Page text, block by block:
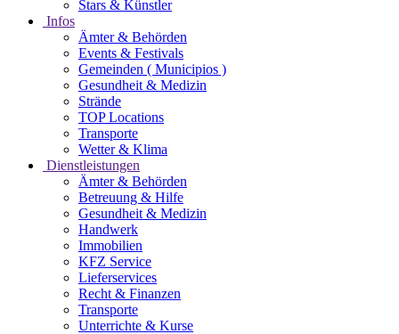
Stars & Künstler
Infos
Ämter & Behörden
Events & Festivals
Gemeinden ( Municipios )
Gesundheit & Medizin
Strände
TOP Locations
Transporte
Wetter & Klima
Dienstleistungen
Ämter & Behörden
Betreuung & Hilfe
Gesundheit & Medizin
Handwerk
Immobilien
KFZ Service
Lieferservices
Recht & Finanzen
Transporte
Unterrichte & Kurse